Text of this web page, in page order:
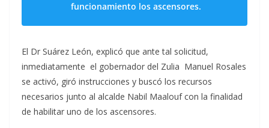
funcionamiento los ascensores.
El Dr Suárez León, explicó que ante tal solicitud,
inmediatamente el gobernador del Zulia Manuel Rosales
se activó, giró instrucciones y buscó los recursos
necesarios junto al alcalde Nabil Maalouf con la finalidad
de habilitar uno de los ascensores.